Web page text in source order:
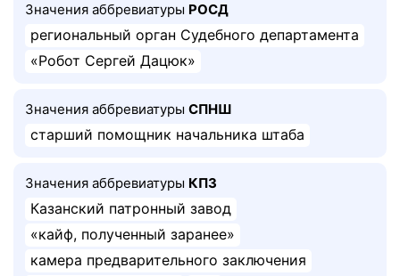
Значения аббревиатуры РОСД
региональный орган Судебного департамента
«Робот Сергей Дацюк»
Значения аббревиатуры СПНШ
старший помощник начальника штаба
Значения аббревиатуры КПЗ
Казанский патронный завод
«кайф, полученный заранее»
камера предварительного заключения